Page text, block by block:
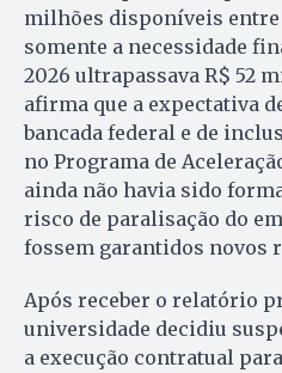
milhões disponíveis entre
somente a necessidade
2026 ultrapassava R$ 52
afirma que a expectativa
bancada federal e de
no Programa de
ainda não havia sido
risco de paralisação do
fossem garantidos novos
Após receber o relatório
universidade decidiu
a execução contratual